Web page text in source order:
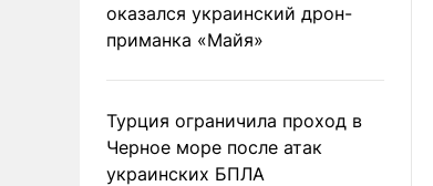
оказался украинский дрон-
приманка «Майя»
Турция ограничила проход в
Черное море после атак
украинских БПЛА